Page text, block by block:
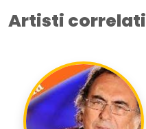
Artisti correlati